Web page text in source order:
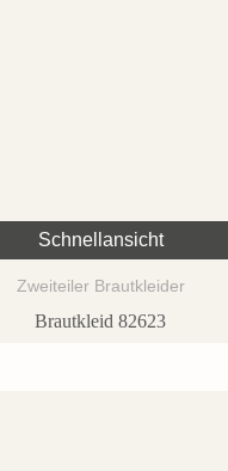
Schnellansicht
Zweiteiler Brautkleider
Brautkleid 82623